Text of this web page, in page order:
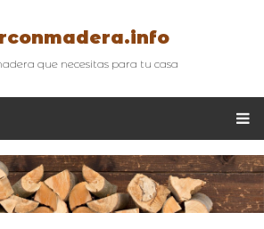
que necesitas para tu casa